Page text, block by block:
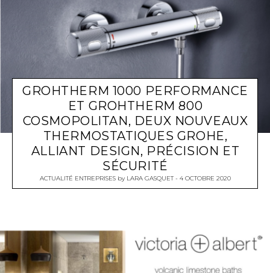
GROHTHERM 1000 PERFORMANCE
ET GROHTHERM 800
COSMOPOLITAN, DEUX NOUVEAUX
THERMOSTATIQUES GROHE,
ALLIANT DESIGN, PRÉCISION ET
SÉCURITÉ
ACTUALITÉ ENTREPRISES by LARA GASQUET 4 OCTOBRE 2020